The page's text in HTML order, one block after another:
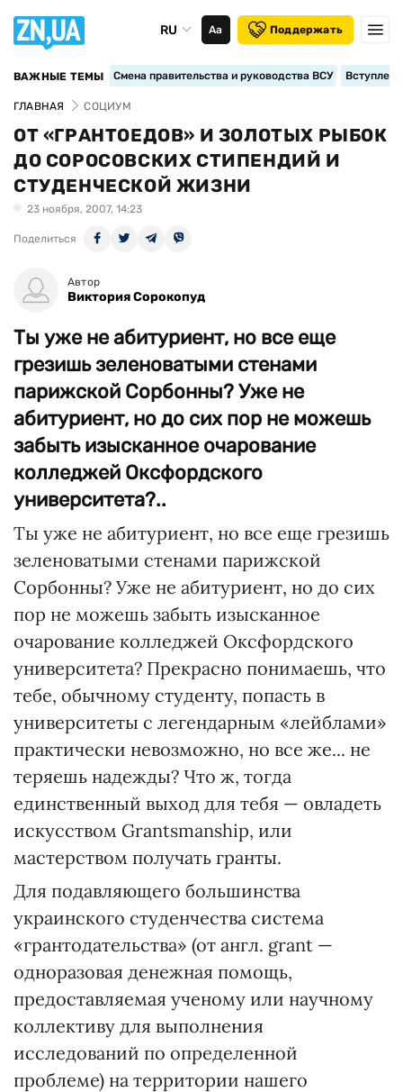
RU Аа Поддержать
ВАЖНЫЕ ТЕМЫ Смена правительства и руководства ВСУ
ГЛАВНАЯ СОЦИУМ
ОТ «ГРАНТОЕДОВ» И ЗОЛОТЫХ РЫБОК
ДО СОРОСОВСКИХ СТИПЕНДИЙ И
СТУДЕНЧЕСКОЙ ЖИЗНИ
23 ноября, 2007, 14:23
Поделиться
Автор
Виктория Сорокопуд
Ты уже не абитуриент, но все еще
грезишь зеленоватыми стенами
парижской Сорбонны? Уже не
абитуриент, но до сих пор не можешь
забыть изысканное очарование
колледжей Оксфордского
университета?..
Ты уже не абитуриент, но все еще грезишь
зеленоватыми стенами парижской
Сорбонны? Уже не абитуриент, но до сих
пор не можешь забыть изысканное
очарование колледжей Оксфордского
университета? Прекрасно понимаешь, что
тебе, обычному студенту, попасть в
университеты с легендарным «лейблами»
практически невозможно, но все же... не
теряешь надежды? Что ж, тогда
единственный выход для тебя — овладеть
искусством Grantsmanship, или
мастерством получать гранты.
Для подавляющего большин­ства
украинского студенчества система
«грантодательства» (от англ. grant —
одноразовая денежная помощь,
предоставляемая ученому или научному
коллективу для выполнения
исследований по определенной
проблеме) на территории нашего